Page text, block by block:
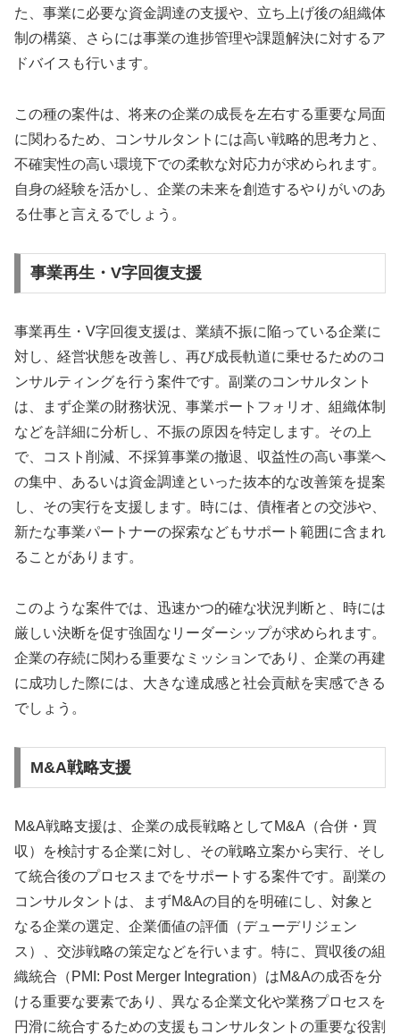
た、事業に必要な資金調達の支援や、立ち上げ後の組織体
制の構築、さらには事業の進捗管理や課題解決に対するア
ドバイスも行います。
この種の案件は、将来の企業の成長を左右する重要な局面
に関わるため、コンサルタントには高い戦略的思考力と、
不確実性の高い環境下での柔軟な対応力が求められます。
自身の経験を活かし、企業の未来を創造するやりがいのあ
る仕事と言えるでしょう。
事業再生・V字回復支援
事業再生・V字回復支援は、業績不振に陥っている企業に
対し、経営状態を改善し、再び成長軌道に乗せるためのコ
ンサルティングを行う案件です。副業のコンサルタント
は、まず企業の財務状況、事業ポートフォリオ、組織体制
などを詳細に分析し、不振の原因を特定します。その上
で、コスト削減、不採算事業の撤退、収益性の高い事業へ
の集中、あるいは資金調達といった抜本的な改善策を提案
し、その実行を支援します。時には、債権者との交渉や、
新たな事業パートナーの探索などもサポート範囲に含まれ
ることがあります。
このような案件では、迅速かつ的確な状況判断と、時には
厳しい決断を促す強固なリーダーシップが求められます。
企業の存続に関わる重要なミッションであり、企業の再建
に成功した際には、大きな達成感と社会貢献を実感できる
でしょう。
M&A戦略支援
M&A戦略支援は、企業の成長戦略としてM&A（合併・買
収）を検討する企業に対し、その戦略立案から実行、そし
て統合後のプロセスまでをサポートする案件です。副業の
コンサルタントは、まずM&Aの目的を明確にし、対象と
なる企業の選定、企業価値の評価（デューデリジェン
ス）、交渉戦略の策定などを行います。特に、買収後の組
織統合（PMI: Post Merger Integration）はM&Aの成否を分
ける重要な要素であり、異なる企業文化や業務プロセスを
円滑に統合するための支援もコンサルタントの重要な役割